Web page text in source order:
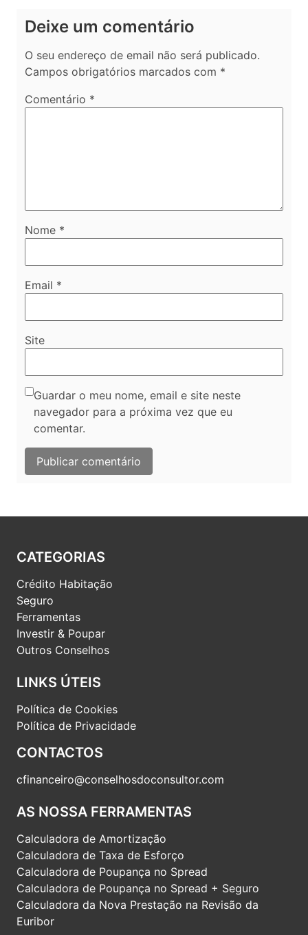
Deixe um comentário
O seu endereço de email não será publicado.
Campos obrigatórios marcados com *
Comentário *
Nome *
Email *
Site
Guardar o meu nome, email e site neste
navegador para a próxima vez que eu
comentar.
CATEGORIAS
Crédito Habitação
Seguro
Ferramentas
Investir & Poupar
Outros Conselhos
LINKS ÚTEIS
Política de Cookies
Política de Privacidade
CONTACTOS
cfinanceiro@conselhosdoconsultor.com
AS NOSSA FERRAMENTAS
Calculadora de Amortização
Calculadora de Taxa de Esforço
Calculadora de Poupança no Spread
Calculadora de Poupança no Spread + Seguro
Calculadora da Nova Prestação na Revisão da
Euribor